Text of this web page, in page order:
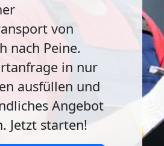
von
nach Peine.
in nur
ausfüllen und
Angebot
Jetzt starten!